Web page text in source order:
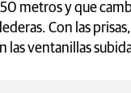
metros y que
Con las
ventanillas